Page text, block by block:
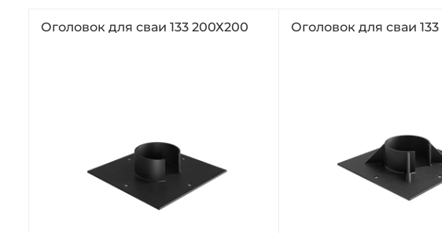
Оголовок для сваи 133 200Х200 Оголовок для сваи 133